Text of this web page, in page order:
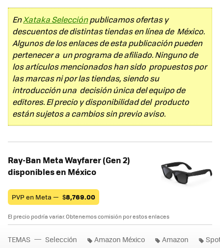
EnXataka Selecciónpublicamos ofertas y
descuentos de distintas tiendas en línea de México.
Algunos de los enlaces de esta publicación pueden
pertenecer a un programa de afiliado. Ninguno de
los artículos mencionados han sido propuestos por
las marcas ni por las tiendas, siendo su
introducción una decisión única del equipo de
editores. El precio y disponibilidad del producto
están sujetos a cambios sin previo aviso.
Ray-Ban Meta Wayfarer (Gen 2)
disponibles en México
PVP en Meta — $8,769.00
El precio podría variar. Obtenemos comisión por estos enlaces
TEMAS Selección Amazon México Amazon